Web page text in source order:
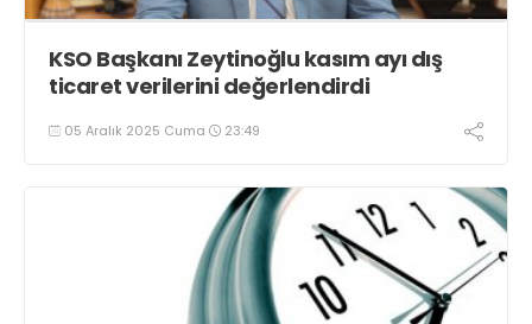
KSO Başkanı Zeytinoğlu kasım ayı dış
ticaret verilerini değerlendirdi
05 Aralık 2025 Cuma 23:49